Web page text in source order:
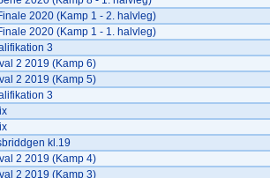
2020 (Kamp 1 - 2. halvleg)
2020 (Kamp 1 - 1. halvleg)
3
2 2019 (Kamp 6)
2 2019 (Kamp 5)
3
kl.19
2 2019 (Kamp 4)
2 2019 (Kamp 3)